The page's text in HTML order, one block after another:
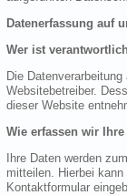
Datenerfassung auf
Wer ist
Die
Websitebetreiber.
dieser Website
Wie erfassen wir Ihre
Ihre Daten werden
mitteilen. Hierbei
Kontaktformular